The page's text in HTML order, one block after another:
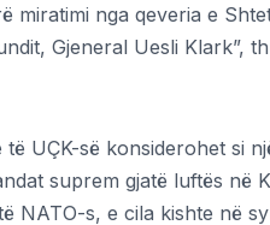
miratimi nga qeveria e
Gjeneral Uesli Klark”,
UÇK-së konsiderohet si
suprem gjatë luftës në
NATO-s, e cila kishte në